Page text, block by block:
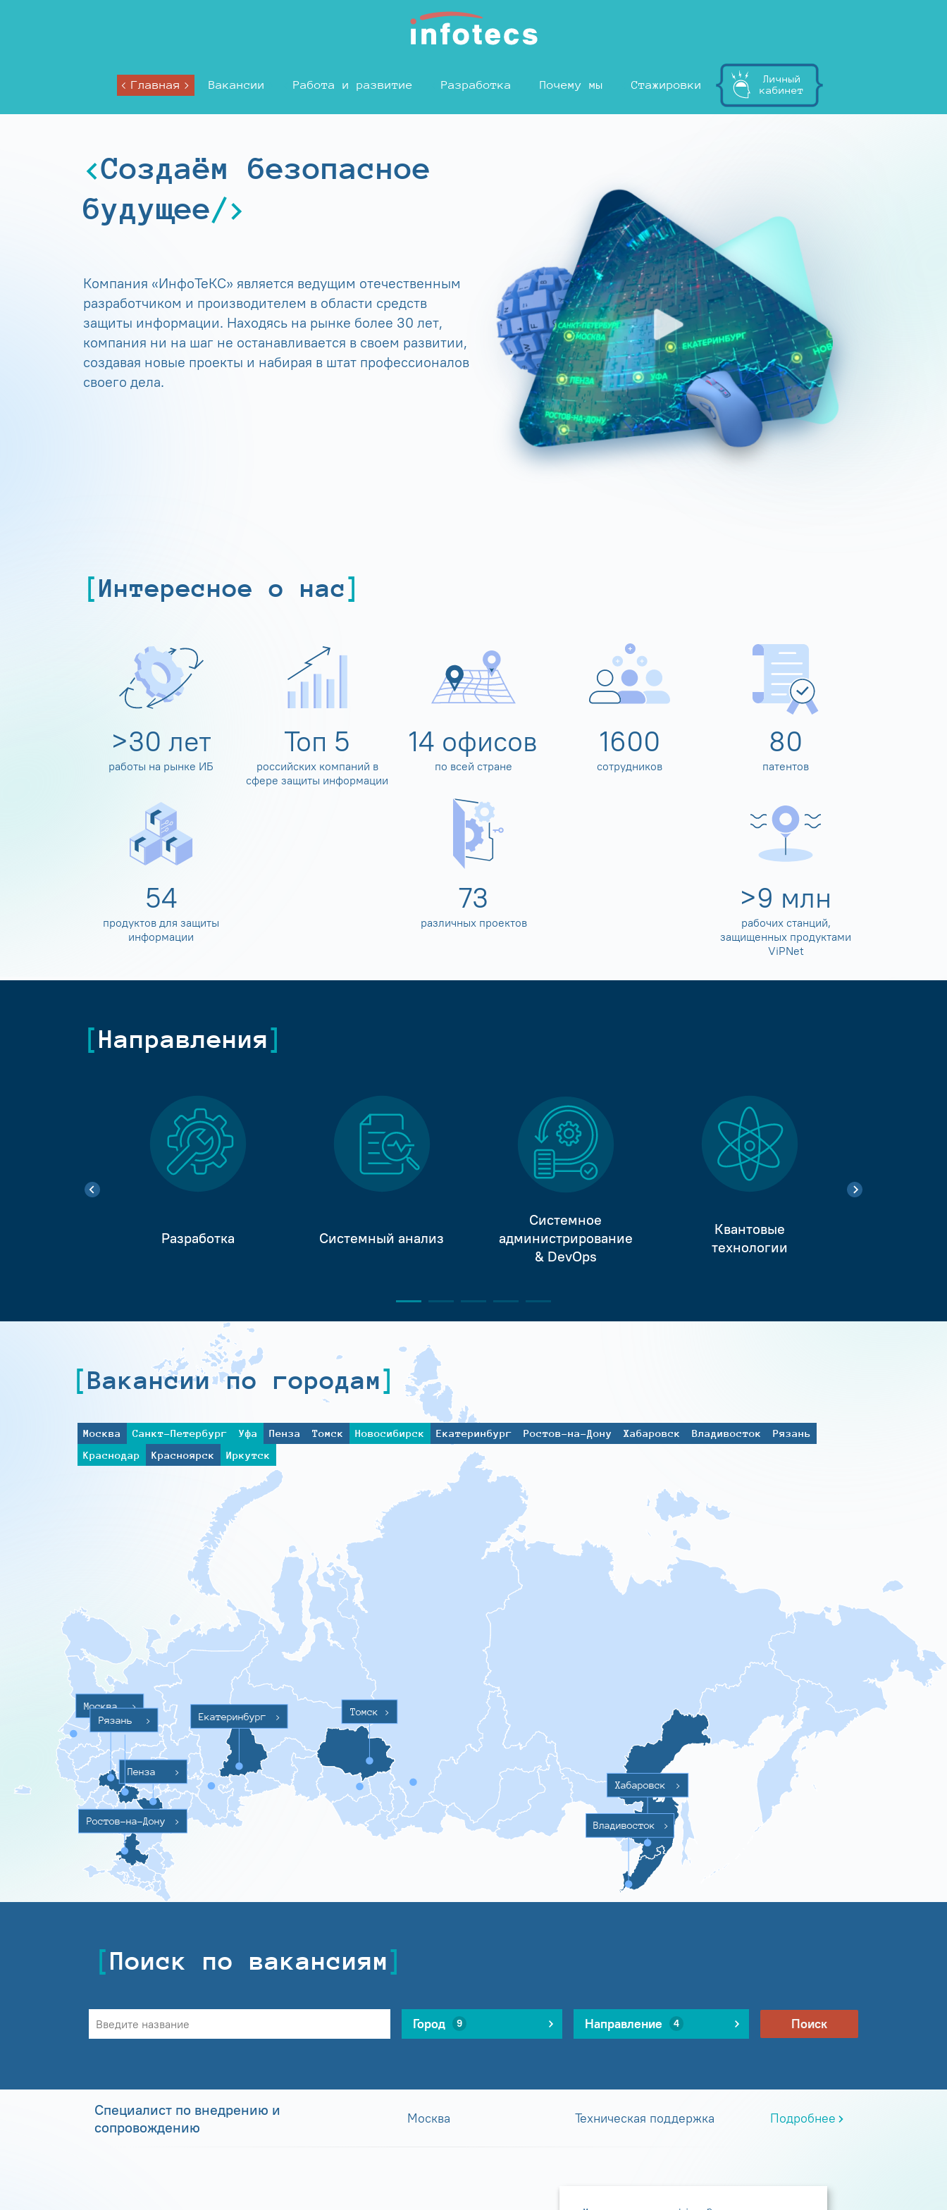
Главная Вакансии Работа и развитие Разработка Почему мы Стажировки
Личный
кабинет
Создаём безопасное
будущее
Компания «ИнфоТеКС» является ведущим отечественным
разработчиком и производителем в области средств
защиты информации. Находясь на рынке более 30 лет,
компания ни на шаг не останавливается в своем развитии,
создавая новые проекты и набирая в штат профессионалов
своего дела.
Интересное о нас
>30 лет
работы на рынке ИБ
Топ 5
российских компаний в
сфере защиты информации
14 офисов
по всей стране
1600
сотрудников
80
патентов
60
продуктов для защиты
информации
80
различных проектов
>10 млн
рабочих станций,
защищенных продуктами
ViPNet
Направления
Разработка Системный анализ
Системное
администрирование
& DevOps
Квантовые
технологии
Вакансии по городам
Москва Санкт-Петербург Уфа Пенза Томск Новосибирск Екатеринбург Ростов-на-Дону Хабаровск Владивосток
Рязань
Краснодар
Красноярск Иркутск
Москва >
Ростов-на-Дону >
Пенза >
Екатеринбург > Томск >
Хабаровск >
Владивосток >
Рязань >
Поиск по вакансиям
Город 9 Направление 4 Поиск
Специалист по внедрению и
сопровождению
Москва Техническая поддержка Подробнее